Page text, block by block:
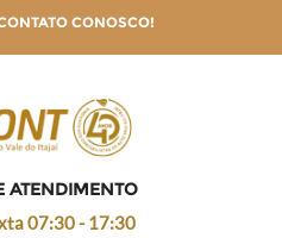
CONOSCO!
ATENDIMENTO
07:30 - 17:30